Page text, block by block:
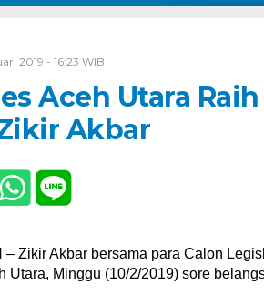
2019 - 16:23 WIB
Aceh Utara
Akbar
– Zikir Akbar bersama para Calon
Utara, Minggu (10/2/2019) sore